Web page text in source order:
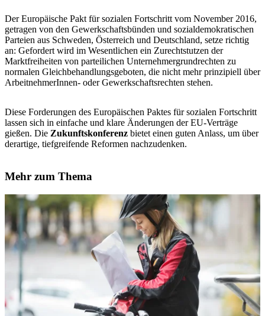
Der Europäische Pakt für sozialen Fortschritt vom November 2016,
getragen von den Gewerkschaftsbünden und sozialdemokratischen
Parteien aus Schweden, Österreich und Deutschland, setze richtig
an: Gefordert wird im Wesentlichen ein Zurechtstutzen der
Marktfreiheiten von parteilichen Unternehmergrundrechten zu
normalen Gleichbehandlungsgeboten, die nicht mehr prinzipiell über
ArbeitnehmerInnen- oder Gewerkschaftsrechten stehen.
Diese Forderungen des Europäischen Paktes für sozialen Fortschritt
lassen sich in einfache und klare Änderungen der EU-Verträge
gießen. Die Zukunftskonferenz bietet einen guten Anlass, um über
derartige, tiefgreifende Reformen nachzudenken.
Mehr zum Thema